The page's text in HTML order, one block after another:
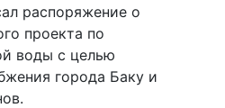
распоряжение о
проекта по
воды с целью
города Баку и